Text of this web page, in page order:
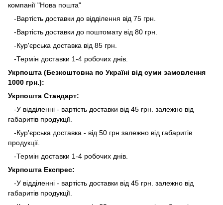
компанії "Нова пошта"
-Вартість доставки до відділення від 75 грн.
-Вартість доставки до поштомату від 80 грн.
-Кур'єрська доставка від 85 грн.
-Термін доставки 1-4 робочих днів.
Укрпошта (Безкоштовна по Україні від суми замовлення
1000 грн.):
Укрпошта Стандарт:
-У відділенні - вартість доставки від 45 грн. залежно від
габаритів продукції.
-Кур'єрська доставка - від 50 грн залежно від габаритів
продукції.
-Термін доставки 1-4 робочих днів.
Укрпошта Експрес:
-У відділенні - вартість доставки від 45 грн. залежно від
габаритів продукції.